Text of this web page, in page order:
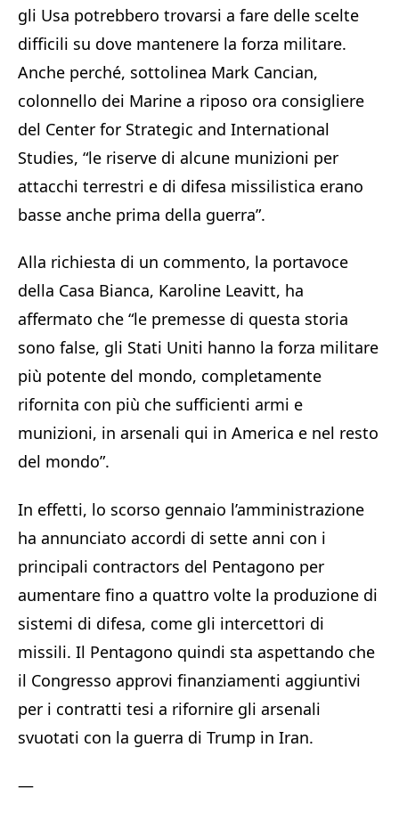
gli Usa potrebbero trovarsi a fare delle scelte
difficili su dove mantenere la forza militare.
Anche perché, sottolinea Mark Cancian,
colonnello dei Marine a riposo ora consigliere
del Center for Strategic and International
Studies, “le riserve di alcune munizioni per
attacchi terrestri e di difesa missilistica erano
basse anche prima della guerra”.
Alla richiesta di un commento, la portavoce
della Casa Bianca, Karoline Leavitt, ha
affermato che “le premesse di questa storia
sono false, gli Stati Uniti hanno la forza militare
più potente del mondo, completamente
rifornita con più che sufficienti armi e
munizioni, in arsenali qui in America e nel resto
del mondo”.
In effetti, lo scorso gennaio l’amministrazione
ha annunciato accordi di sette anni con i
principali contractors del Pentagono per
aumentare fino a quattro volte la produzione di
sistemi di difesa, come gli intercettori di
missili. Il Pentagono quindi sta aspettando che
il Congresso approvi finanziamenti aggiuntivi
per i contratti tesi a rifornire gli arsenali
svuotati con la guerra di Trump in Iran.
—